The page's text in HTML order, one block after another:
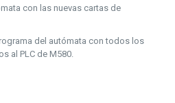
con las nuevas cartas de
del autómata con todos los
al PLC de M580.